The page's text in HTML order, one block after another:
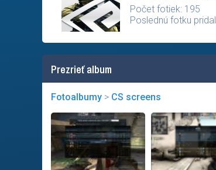
Počet fotiek: 195
Poslednú fotku pridal
Prezrieť album
Fotoalbumy > CS screens